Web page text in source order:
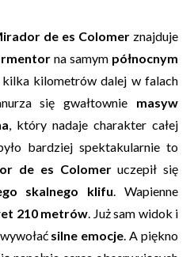
de es Colomerznajduje
na samym północnym
kilka kilometrów dalej w falach
się gwałtownie masyw
, który nadaje charakter całej
bardziej spektakularnie to
de es Colomeruczepił się
skalnego klifu. Wapienne
210 metrów. Już sam widok i
silne emocje. A piękno